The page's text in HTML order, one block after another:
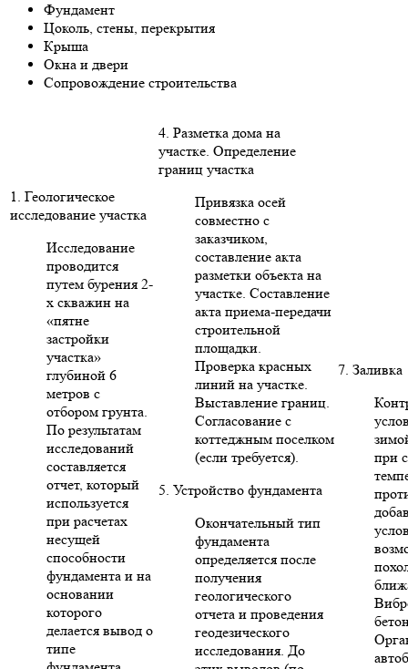
Фундамент
Цоколь, стены, перекрытия
Крыша
Окна и двери
Сопровождение строительства
1. Геологическое
исследование участка
Исследование
проводится
путем бурения 2-
х скважин на
«пятне
застройки
участка»
глубиной 6
метров с
отбором грунта.
По результатам
исследований
составляется
отчет, который
используется
при расчетах
несущей
способности
фундамента и на
основании
которого
делается вывод о
типе
4. Разметка дома на
участке. Определение
границ участка
Привязка осей
совместно с
заказчиком,
составление акта
разметки объекта на
участке. Составление
акта приема-передачи
строительной
площадки.
Проверка красных
линий на участке.
Выставление границ.
Согласование с
коттеджным поселком
(если требуется).
5. Устройство фундамента
Окончательный тип
фундамента
определяется после
получения
геологического
отчета и проведения
геодезического
исследования. До
7. Заливка
при